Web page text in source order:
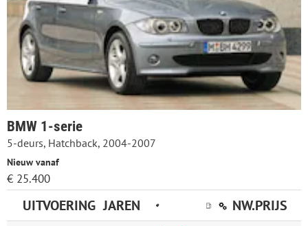
BMW 1-serie
5-deurs, Hatchback, 2004-2007
Nieuw vanaf
€ 25.400
UITVOERING JAREN NW.PRIJS